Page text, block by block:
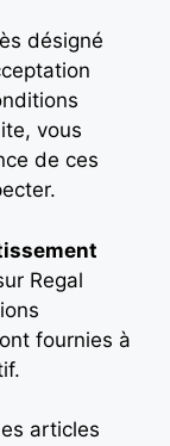
désigné
vous
de ces
Regal
fournies à
articles